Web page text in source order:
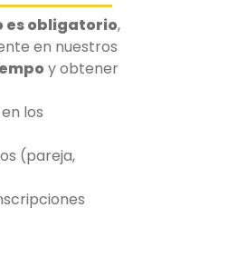
es obligatorio,
en nuestros
y obtener
los
(pareja,